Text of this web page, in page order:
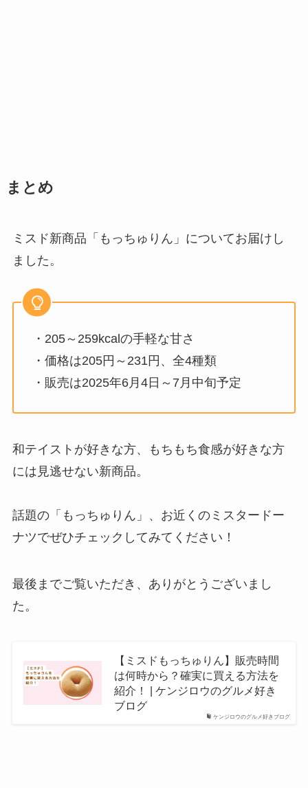
まとめ
ミスド新商品「もっちゅりん」についてお届けし
ました。
・205～259kcalの手軽な甘さ
・価格は205円～231円、全4種類
・販売は2025年6月4日～7月中旬予定
和テイストが好きな方、もちもち食感が好きな方
には見逃せない新商品。
話題の「もっちゅりん」、お近くのミスタードー
ナツでぜひチェックしてみてください！
最後までご覧いただき、ありがとうございまし
た。
ケンジロウのグルメ好きブログ
【ミスドもっちゅりん】販売時間
は何時から？確実に買える方法を
紹介！ | ケンジロウのグルメ好き
ブログ